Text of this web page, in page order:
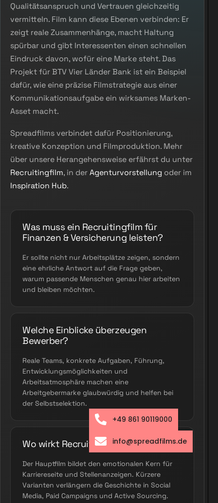
Qualitätsanspruch und Vertrauen gleichzeitig
vermitteln. Film kann diese Ebenen verbinden: Er
zeigt reale Zusammenhänge, macht Haltung
spürbar und gibt Interessenten einen schnellen
Eindruck davon, wofür eine Marke steht. Das
Projekt für BTV Vier Länder Bank ist ein Beispiel
dafür, wie eine präzise Filmstrategie aus einer
Kommunikationsaufgabe ein wirksames Marken-
Asset macht.
Spreadfilms verbindet dafür Positionierung,
kreative Konzeption und Filmproduktion. Mehr
über unsere Herangehensweise erfährst du unter
Recruitingfilm, in derAgenturvorstellung oder im
Inspiration Hub.
Was muss ein Recruitingfilm für
Finanzen & Versicherung leisten?
Er sollte nicht nur Arbeitsplätze zeigen, sondern
eine ehrliche Antwort auf die Frage geben,
warum passende Menschen genau hier arbeiten
und bleiben möchten.
Welche Einblicke überzeugen
Bewerber?
Reale Teams, konkrete Aufgaben, Führung,
Entwicklungsmöglichkeiten und
Arbeitsatmosphäre machen eine
Arbeitgebermarke glaubwürdig und helfen bei
der Selbstselektion.
Wo wirkt Recruiting-Content?
Der Hauptfilm bildet den emotionalen Kern für
Karriereseite und Stellenanzeigen. Kürzere
Varianten verlängern die Geschichte in Social
Media, Paid Campaigns und Active Sourcing.
+49 861 90119000
info@spreadfilms.de